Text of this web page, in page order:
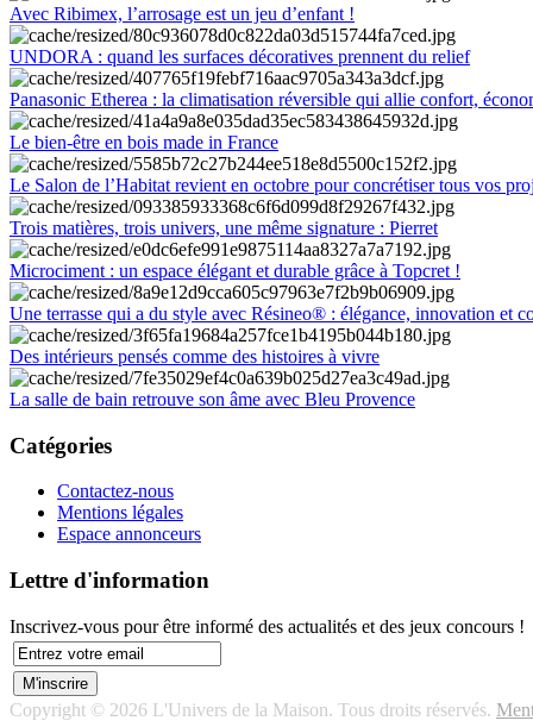
Avec Ribimex, l’arrosage est un jeu d’enfant !
UNDORA : quand les surfaces décoratives prennent du relief
Panasonic Etherea : la climatisation réversible qui allie confort,
Le bien-être en bois made in France
Le Salon de l’Habitat revient en octobre pour concrétiser tous vos
Trois matières, trois univers, une même signature : Pierret
Microciment : un espace élégant et durable grâce à Topcret !
Une terrasse qui a du style avec Résineo® : élégance, innovation et
Des intérieurs pensés comme des histoires à vivre
La salle de bain retrouve son âme avec Bleu Provence
Catégories
Contactez-nous
Mentions légales
Espace annonceurs
Lettre d'information
Inscrivez-vous pour être informé des actualités et des jeux concours !
Copyright © 2026 L'Univers de la Maison. Tous droits réservés.